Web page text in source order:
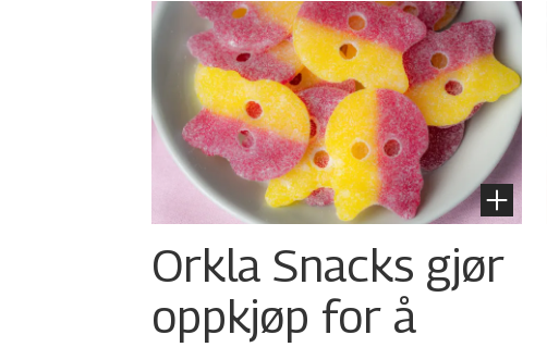
Orkla Snacks gjør
oppkjøp for å